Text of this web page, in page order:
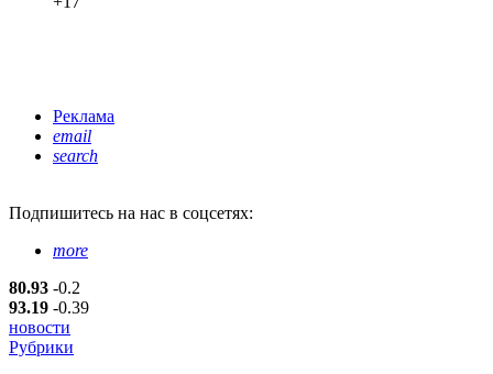
Реклама
email
search
Подпишитесь на нас в соцсетях:
more
80.93 -0.2
93.19 -0.39
новости
Рубрики